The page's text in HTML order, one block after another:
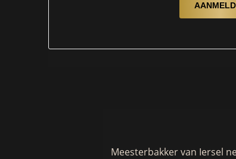
Meesterbakker van Iersel